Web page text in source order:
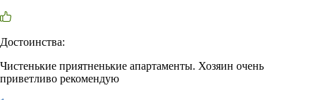
Достоинства:
Чистенькие приятненькие апартаменты. Хозяин очень
приветливо рекомендую